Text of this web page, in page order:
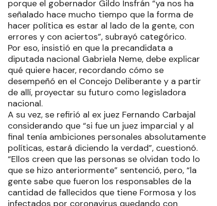
porque el gobernador Gildo Insfrán “ya nos ha
señalado hace mucho tiempo que la forma de
hacer política es estar al lado de la gente, con
errores y con aciertos”, subrayó categórico.
Por eso, insistió en que la precandidata a
diputada nacional Gabriela Neme, debe explicar
qué quiere hacer, recordando cómo se
desempeñó en el Concejo Deliberante y a partir
de allí, proyectar su futuro como legisladora
nacional.
A su vez, se refirió al ex juez Fernando Carbajal
considerando que “si fue un juez imparcial y al
final tenía ambiciones personales absolutamente
políticas, estará diciendo la verdad”, cuestionó.
“Ellos creen que las personas se olvidan todo lo
que se hizo anteriormente” sentenció, pero, “la
gente sabe que fueron los responsables de la
cantidad de fallecidos que tiene Formosa y los
infectados por coronavirus quedando con